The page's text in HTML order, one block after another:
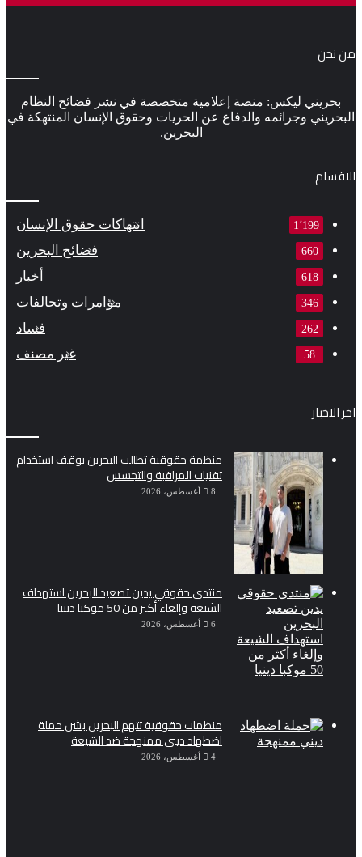
من نحن
بحريني ليكس: منصة إعلامية متخصصة في نشر فضائح النظام
البحريني وجرائمه والدفاع عن الحريات وحقوق الإنسان المنتهكة في
البحرين.
الاقسام
انتهاكات حقوق الإنسان 1٬199
فضائح البحرين 660
أخبار 618
مؤامرات وتحالفات 346
فساد 262
غير مصنف 58
اخر الاخبار
منظمة حقوقية تطالب البحرين بوقف استخدام
تقنيات المراقبة والتجسس
8 أغسطس، 2026
منتدى حقوقي يدين تصعيد البحرين استهداف
الشيعة وإلغاء أكثر من 50 موكبا دينيا
6 أغسطس، 2026
منظمات حقوقية تتهم البحرين بشن حملة
اضطهاد ديني ممنهجة ضد الشيعة
4 أغسطس، 2026